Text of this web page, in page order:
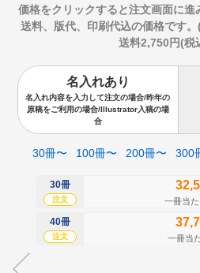
価格をクリックすると注文画面に
送料、版代、印刷代込の価格です
送料2,750円(税
名入れあり
名入れ内容を入力して注文の場合/昨年の
原稿をご利用の場合/Illustrator入稿の場
合
30冊〜 100冊〜 200冊〜 300
30冊
注文 一冊当
40冊
注文 一冊当